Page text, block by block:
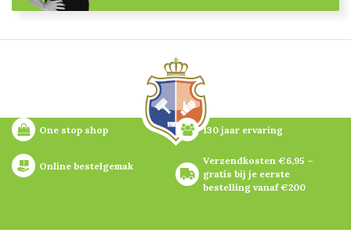
One stop shop 130 jaar ervaring
Online bestelgemak
Verzendkosten €6,95 –
gratis bij je eerste
bestelling vanaf €200